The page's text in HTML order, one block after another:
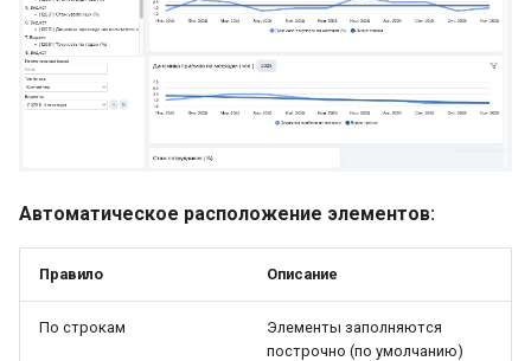
Автоматическое расположение элементов:
Правило Описание
По строкам
Элементы заполняются
построчно (по умолчанию)